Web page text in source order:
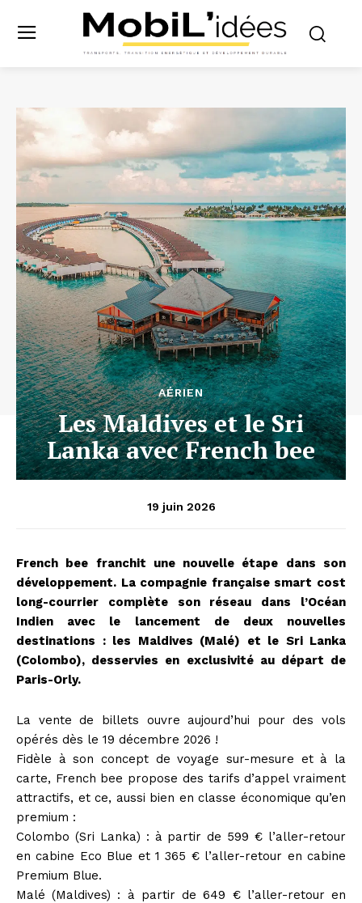
AÉRIEN
Les Maldives et le Sri
Lanka avec French bee
19 juin 2026
French bee franchit une nouvelle étape dans son
développement. La compagnie française smart cost
long-courrier complète son réseau dans l’Océan
Indien avec le lancement de deux nouvelles
destinations : les Maldives (Malé) et le Sri Lanka
(Colombo), desservies en exclusivité au départ de
Paris-Orly.
La vente de billets ouvre aujourd’hui pour des vols
opérés dès le 19 décembre 2026 !
Fidèle à son concept de voyage sur-mesure et à la
carte, French bee propose des tarifs d’appel vraiment
attractifs, et ce, aussi bien en classe économique qu’en
premium :
Colombo (Sri Lanka) : à partir de 599 € l’aller-retour
en cabine Eco Blue et 1 365 € l’aller-retour en cabine
Premium Blue.
Malé (Maldives) : à partir de 649 € l’aller-retour en